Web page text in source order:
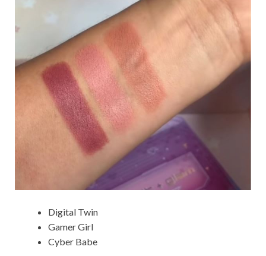
Digital Twin
Gamer Girl
Cyber Babe